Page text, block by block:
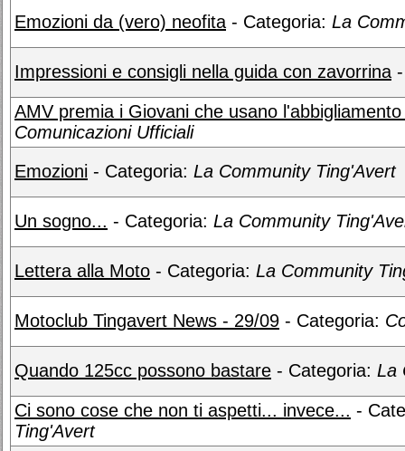
Emozioni da (vero) neofita - Categoria: La
Impressioni e consigli nella guida con zavorrina
AMV premia i Giovani che usano
Comunicazioni Ufficiali
Emozioni - Categoria: La Community Ting'Avert
Un sogno... - Categoria: La Community
Lettera alla Moto - Categoria: La Community
Motoclub Tingavert News - 29/09 - Categoria:
Quando 125cc possono bastare - Categoria: La
Ci sono cose che non ti aspetti... invece... -
Ting'Avert